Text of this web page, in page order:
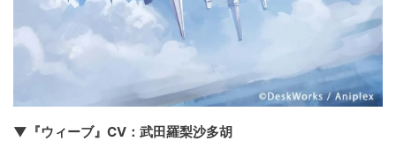
▼『ウィーブ』CV：武田羅梨沙多胡